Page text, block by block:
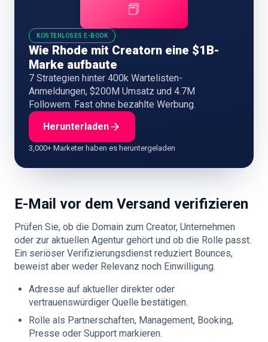
📕
KOSTENLOSES E-BOOK
Wie Rhode mit Creatorn eine $1B-
Marke aufbaute
7 Strategien hinter 400k Wartelisten-
Anmeldungen, $200M Umsatz und 4.7M
Followern. Fast ohne bezahlte Werbung.
Herunterladen
3,000+ Marketer haben es heruntergeladen
E-Mail vor dem Versand verifizieren
Prüfen Sie, ob die Domain zum Creator, Unternehmen
oder zur aktuellen Agentur gehört und ob die Rolle passt.
Ein seriöser Verifizierungsdienst reduziert Bounces,
beweist aber weder Relevanz noch Einwilligung.
Adresse auf aktueller direkter oder
vertrauenswürdiger Quelle bestätigen.
Rolle als Partnerschaften, Management, Booking,
Presse oder Support markieren.